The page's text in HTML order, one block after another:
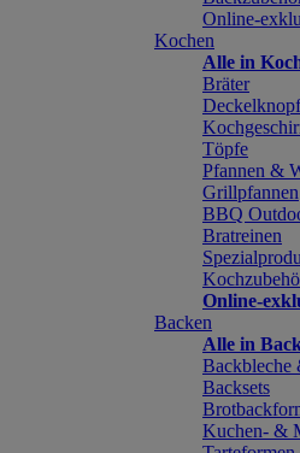
Online-
Kochen
Alle in
Bräter
Töpfe
Pfannen &
Grillpfannen
BBQ
Bratreinen
Online-
Backen
Alle in
Backbleche
Backsets
Kuchen- &